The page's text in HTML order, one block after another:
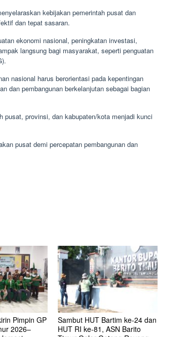
kebijakan pemerintah pusat dan
dan tepat sasaran.
ekonomi nasional, peningkatan investasi,
langsung bagi masyarakat, seperti penguatan
nasional harus berorientasi pada kepentingan
dan pembangunan berkelanjutan sebagai bagian
pusat, provinsi, dan kabupaten/kota menjadi kunci
pusat demi percepatan pembangunan dan
Pimpin GP
2026–
Sambut HUT Bartim ke-24 dan
HUT RI ke-81, ASN Barito